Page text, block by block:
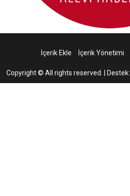
İçerik Ekle İçerik Yönetimi
Copyright © All rights reserved. Destek: